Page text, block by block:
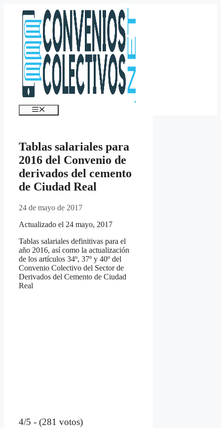
contenido
Menú
Tablas salariales para
2016 del Convenio de
derivados del cemento
de Ciudad Real
24 de mayo de 2017
Actualizado el 24 mayo, 2017
Tablas salariales definitivas para el
año 2016, así como la actualización
de los artículos 34º, 37º y 40º del
Convenio Colectivo del Sector de
Derivados del Cemento de Ciudad
Real
4/5 - (281 votos)